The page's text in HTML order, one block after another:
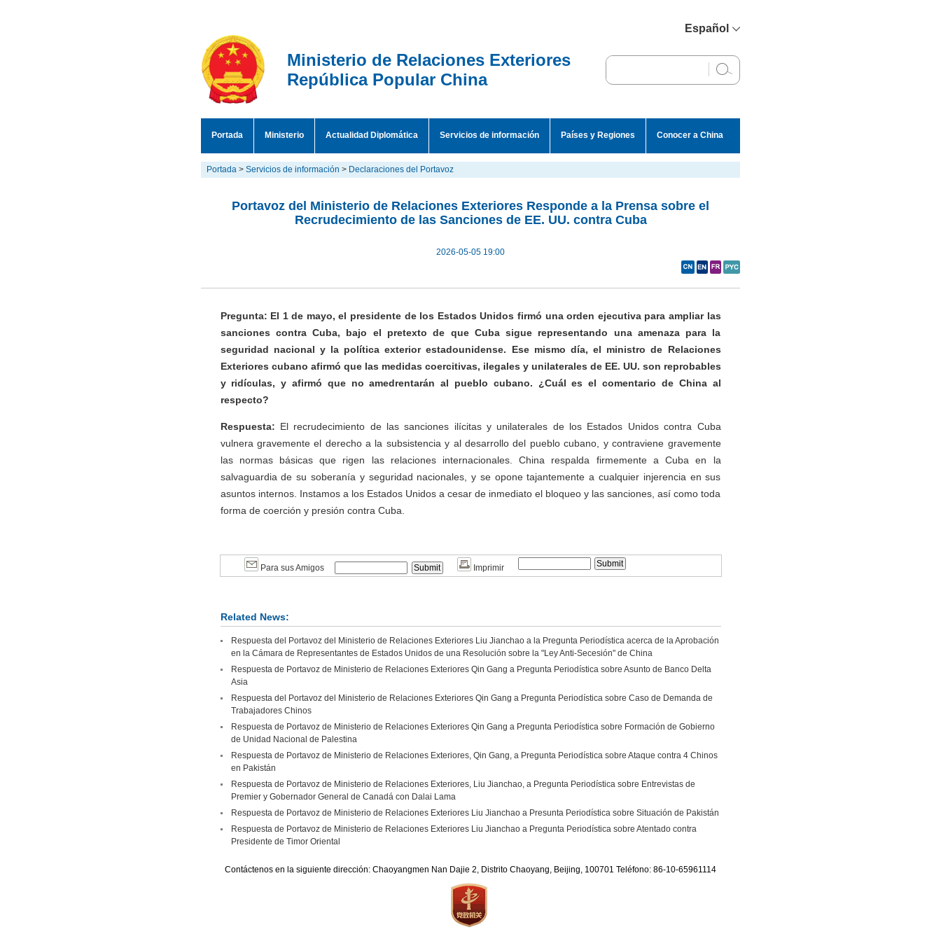
Español
English
Ministerio de Relaciones Exteriores
República Popular China
Portada Ministerio Actualidad Diplomática Servicios de información Países y Regiones Conocer a China
Portada > Servicios de información > Declaraciones del Portavoz
Portavoz del Ministerio de Relaciones Exteriores Responde a la Prensa sobre el
Recrudecimiento de las Sanciones de EE. UU. contra Cuba
2026-05-05 19:00
Pregunta: El 1 de mayo, el presidente de los Estados Unidos firmó una orden ejecutiva para ampliar las
sanciones contra Cuba, bajo el pretexto de que Cuba sigue representando una amenaza para la
seguridad nacional y la política exterior estadounidense. Ese mismo día, el ministro de Relaciones
Exteriores cubano afirmó que las medidas coercitivas, ilegales y unilaterales de EE. UU. son reprobables
y ridículas, y afirmó que no amedrentarán al pueblo cubano. ¿Cuál es el comentario de China al
respecto?
Respuesta: El recrudecimiento de las sanciones ilícitas y unilaterales de los Estados Unidos contra Cuba
vulnera gravemente el derecho a la subsistencia y al desarrollo del pueblo cubano, y contraviene gravemente
las normas básicas que rigen las relaciones internacionales. China respalda firmemente a Cuba en la
salvaguardia de su soberanía y seguridad nacionales, y se opone tajantemente a cualquier injerencia en sus
asuntos internos. Instamos a los Estados Unidos a cesar de inmediato el bloqueo y las sanciones, así como toda
forma de coerción y presión contra Cuba.
Para sus Amigos Imprimir
Related News:
Respuesta del Portavoz del Ministerio de Relaciones Exteriores Liu Jianchao a la Pregunta Periodística acerca de la Aprobación
en la Cámara de Representantes de Estados Unidos de una Resolución sobre la "Ley Anti-Secesión" de China
Respuesta de Portavoz de Ministerio de Relaciones Exteriores Qin Gang a Pregunta Periodística sobre Asunto de Banco Delta
Asia
Respuesta del Portavoz del Ministerio de Relaciones Exteriores Qin Gang a Pregunta Periodística sobre Caso de Demanda de
Trabajadores Chinos
Respuesta de Portavoz de Ministerio de Relaciones Exteriores Qin Gang a Pregunta Periodística sobre Formación de Gobierno
de Unidad Nacional de Palestina
Respuesta de Portavoz de Ministerio de Relaciones Exteriores, Qin Gang, a Pregunta Periodística sobre Ataque contra 4 Chinos
en Pakistán
Respuesta de Portavoz de Ministerio de Relaciones Exteriores, Liu Jianchao, a Pregunta Periodística sobre Entrevistas de
Premier y Gobernador General de Canadá con Dalai Lama
Respuesta de Portavoz de Ministerio de Relaciones Exteriores Liu Jianchao a Presunta Periodística sobre Situación de Pakistán
Respuesta de Portavoz de Ministerio de Relaciones Exteriores Liu Jianchao a Pregunta Periodística sobre Atentado contra
Presidente de Timor Oriental
Contáctenos en la siguiente dirección: Chaoyangmen Nan Dajie 2, Distrito Chaoyang, Beijing, 100701 Teléfono: 86-10-65961114